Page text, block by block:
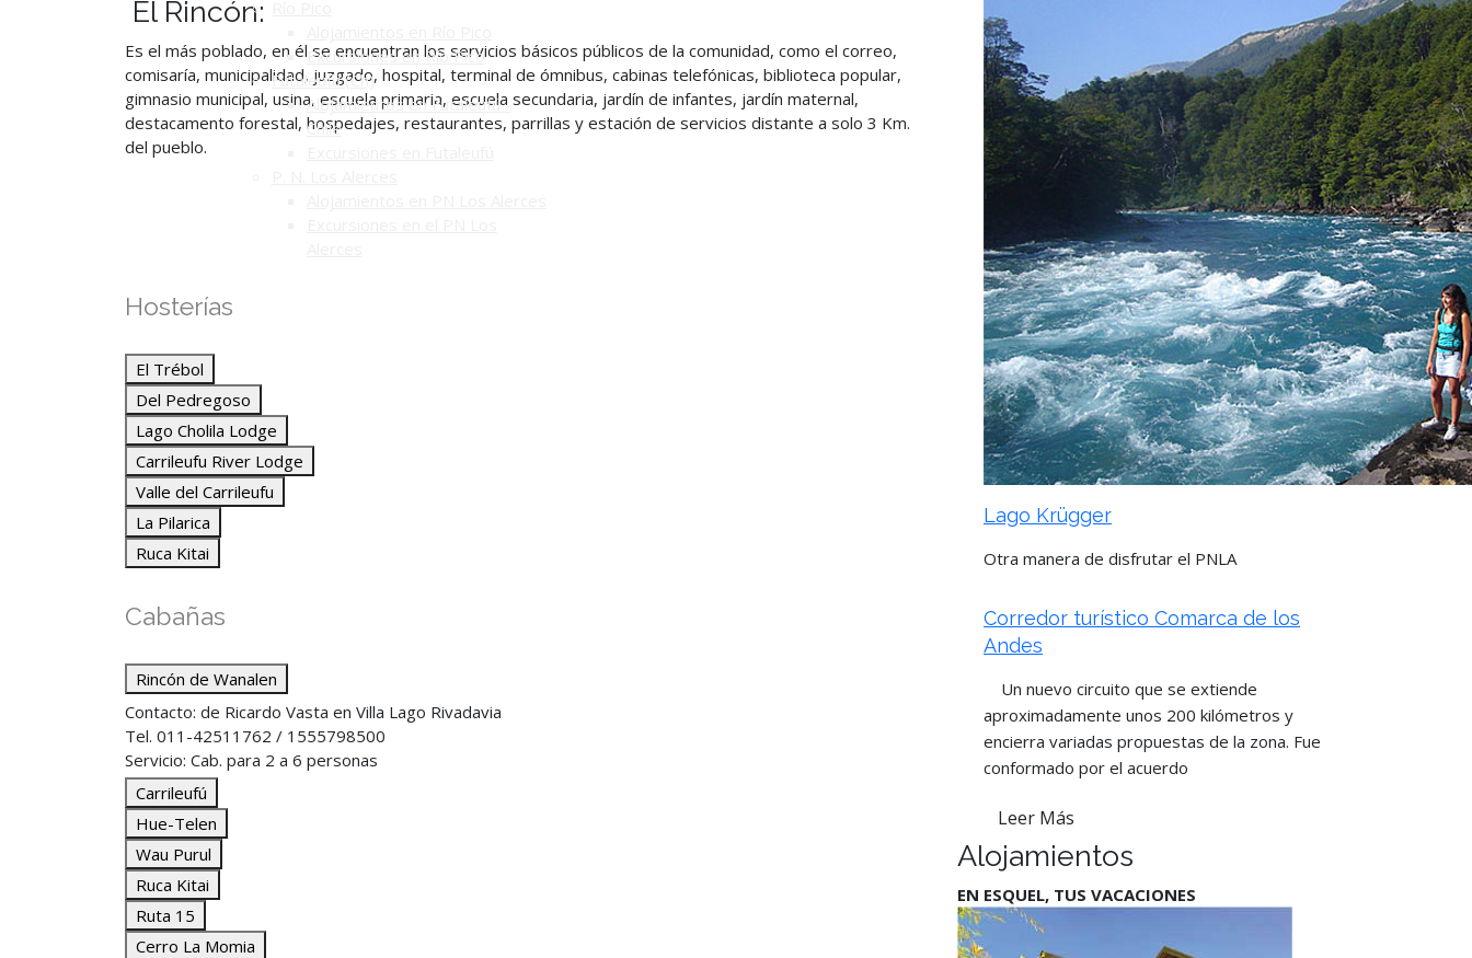
Excursiones en Río Pico
Futaleufú (Ch)
Alojamientos en Futaleufú -
Chile
El Rincón:
Es el más poblado, en él se encuentran los servicios básicos públicos de la comunidad, como el correo,
comisaría, municipalidad, juzgado, hospital, terminal de ómnibus, cabinas telefónicas, biblioteca popular,
gimnasio municipal, usina, escuela primaria, escuela secundaria, jardín de infantes, jardín maternal,
destacamento forestal, hospedajes, restaurantes, parrillas y estación de servicios distante a solo 3 Km.
del pueblo.
Hosterías
El Trébol
Del Pedregoso
Lago Cholila Lodge
Carrileufu River Lodge
Valle del Carrileufu
La Pilarica
Ruca Kitai
Cabañas
Rincón de Wanalen
Contacto: de Ricardo Vasta en Villa Lago Rivadavia
Tel. 011-42511762 / 1555798500
Servicio: Cab. para 2 a 6 personas
Carrileufú
Hue-Telen
Wau Purul
Ruca Kitai
Ruta 15
Cerro La Momia
Lago Krügger
Otra manera de disfrutar el PNLA
Corredor turístico Comarca de los
Andes
Un nuevo circuito que se extiende
aproximadamente unos 200 kilómetros y
encierra variadas propuestas de la zona. Fue
conformado por el acuerdo
Leer Más
Alojamientos
EN ESQUEL, TUS VACACIONES